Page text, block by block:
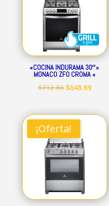
«COCINA INDURAMA 30″»
MONACO ZFO CROMA «
$712.84 El
original
era:
$712.84.
$648.69El
actual
¡Oferta!